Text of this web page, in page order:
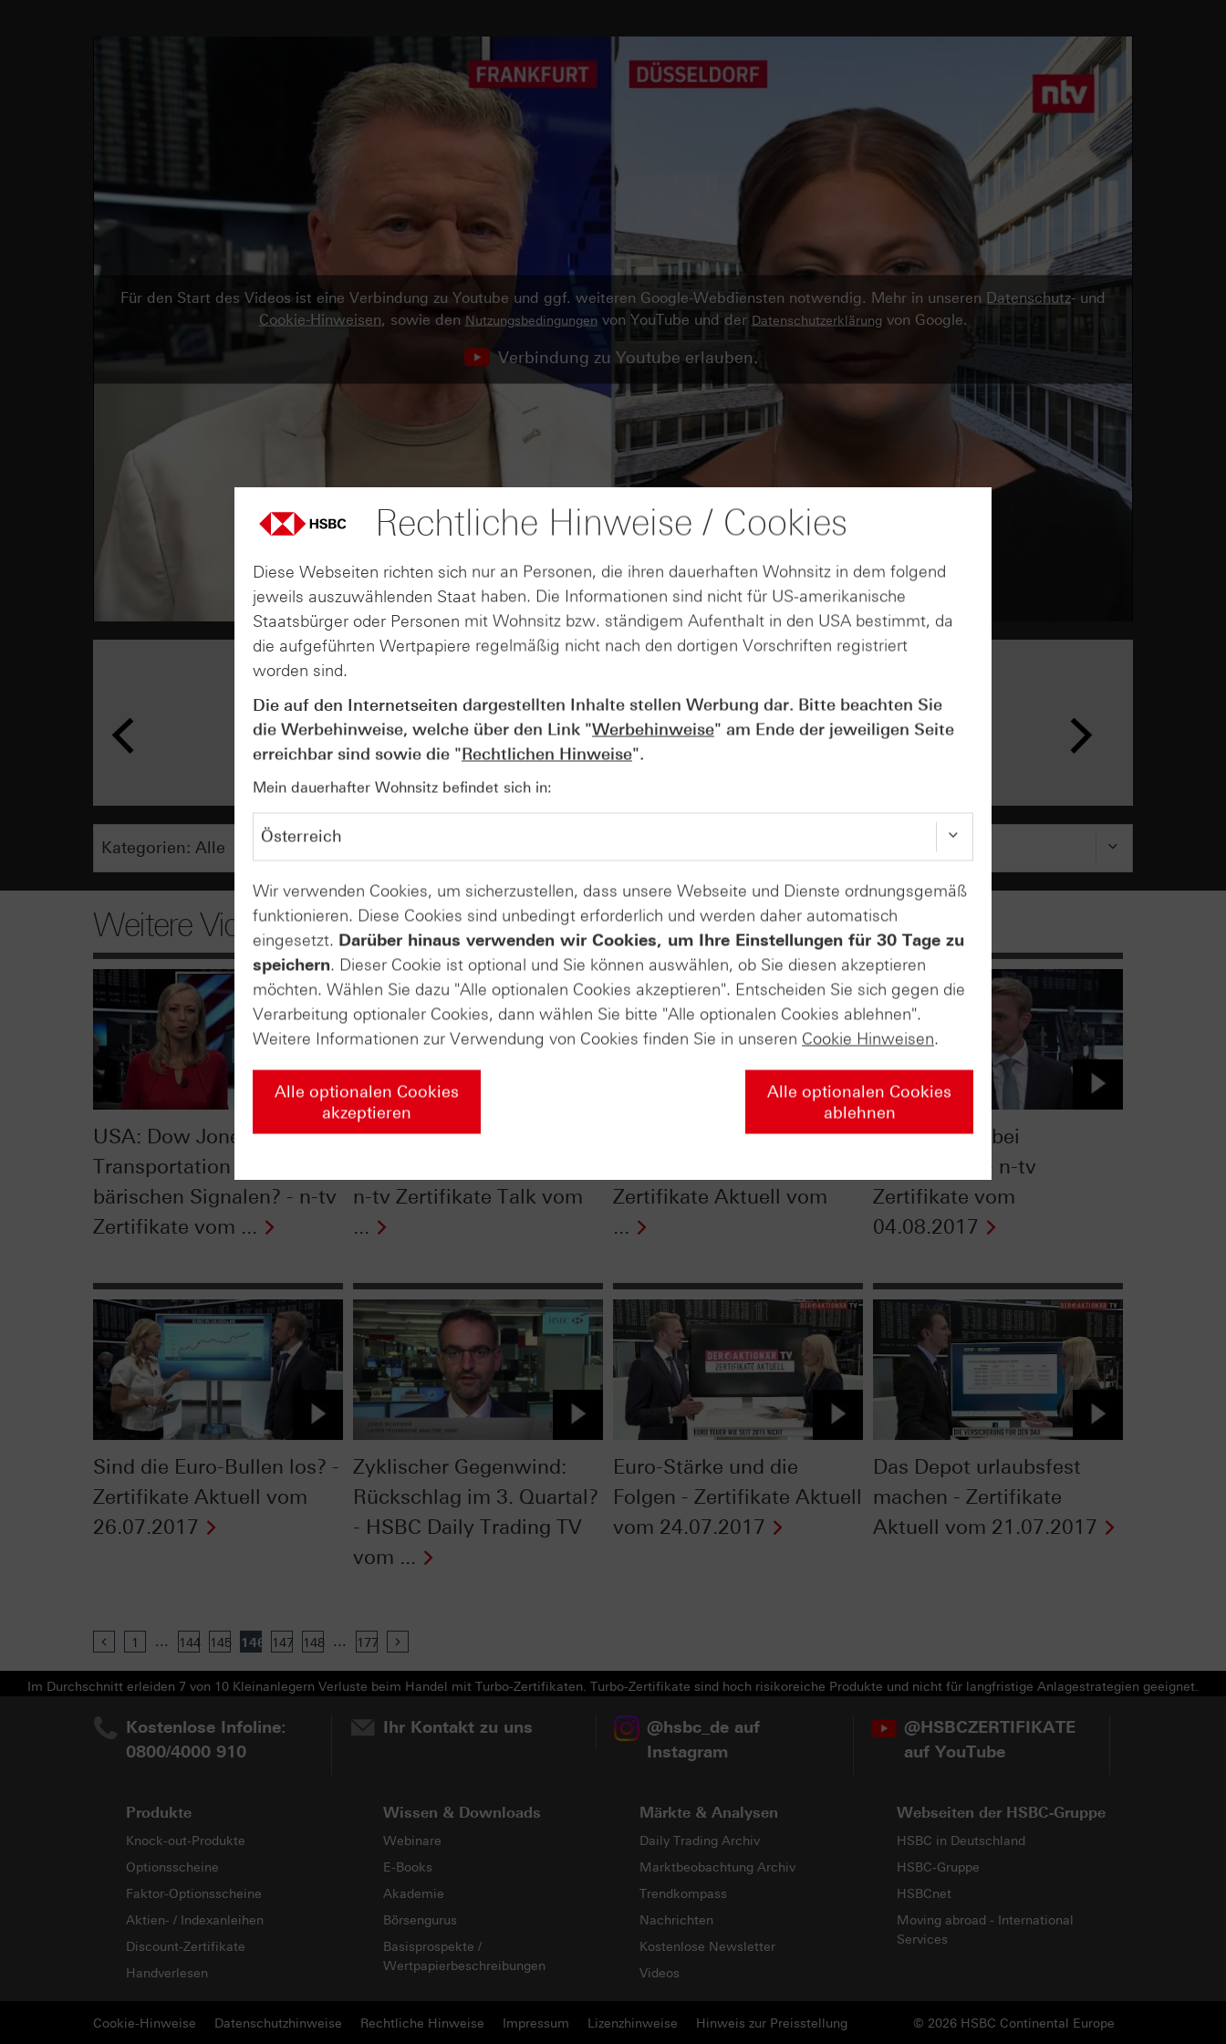
Für den Start des Videos ist eine Verbindung zu Youtube und ggf. weiteren Google-Webdiensten notwendig. Mehr in unseren Datenschutz- und
Cookie-Hinweisen, sowie den Nutzungsbedingungenvon YouTube und der Datenschutzerklärung von Google.
Verbindung zu Youtube erlauben.
AUGUST
04
Der Blick ins Kleingedruckte: Kosten &
Kündigungen bei Derivaten - Webinar
vom 04.08.2026
Weitere Videos
USA: Dow Jones
Transportation mit
bärischen Signalen? - n-tv
Zertifikate vom ...
Hype vs. Trend - darauf
n-tv Zertifikate Talk vom
...
Dow Jones Transportation
Zertifikate Aktuell vom
...
Komplexität bei
Zertifikaten - n-tv
Zertifikate vom
04.08.2017
Sind die Euro-Bullen los? -
Zertifikate Aktuell vom
26.07.2017
Zyklischer Gegenwind:
Rückschlag im 3. Quartal?
- HSBC Daily Trading TV
vom ...
Euro-Stärke und die
Folgen - Zertifikate Aktuell
vom 24.07.2017
Das Depot urlaubsfest
machen - Zertifikate
Aktuell vom 21.07.2017
Previous
1 ... 144 145 146 147 148 ... 177
Im Durchschnitt erleiden 7 von 10 Kleinanlegern Verluste beim Handel mit Turbo-Zertifikaten. Turbo-Zertifikate sind hoch risikoreiche Produkte und nicht für langfristige Anlagestrategien geeignet.
Kostenlose Infoline:
0800/4000 910
Ihr Kontakt zu uns
@hsbc_de auf
Instagram
@HSBCZERTIFIKATE
auf YouTube
Produkte
Knock-out-Produkte
Optionsscheine
Faktor-Optionsscheine
Aktien- / Indexanleihen
Discount-Zertifikate
Handverlesen
Wissen & Downloads
Webinare
E-Books
Akademie
Börsengurus
Basisprospekte /
Wertpapierbeschreibungen
Märkte & Analysen
Daily Trading Archiv
Marktbeobachtung Archiv
Trendkompass
Nachrichten
Kostenlose Newsletter
Videos
Webseiten der HSBC-Gruppe
HSBC in Deutschland
HSBC-Gruppe
HSBCnet
Moving abroad - International
Services
Cookie-Hinweise Datenschutzhinweise Rechtliche Hinweise Impressum Lizenzhinweise © 2026 HSBC Continental Europe
Hinweis zur Preisstellung
Rechtliche Hinweise / Cookies
Diese Webseiten richten sich nur an Personen, die ihren dauerhaften Wohnsitz in dem folgend
jeweils auszuwählenden Staat haben. Die Informationen sind nicht für US-amerikanische
Staatsbürger oder Personen mit Wohnsitz bzw. ständigem Aufenthalt in den USA bestimmt, da
die aufgeführten Wertpapiere regelmäßig nicht nach den dortigen Vorschriften registriert
worden sind.
Die auf den Internetseiten dargestellten Inhalte stellen Werbung dar. Bitte beachten Sie
die Werbehinweise, welche über den Link "Werbehinweise" am Ende der jeweiligen Seite
erreichbar sind sowie die "Rechtlichen Hinweise".
Mein dauerhafter Wohnsitz befindet sich in:
Wir verwenden Cookies, um sicherzustellen, dass unsere Webseite und Dienste ordnungsgemäß
funktionieren. Diese Cookies sind unbedingt erforderlich und werden daher automatisch
eingesetzt. Darüber hinaus verwenden wir Cookies, um Ihre Einstellungen für 30 Tage zu
speichern. Dieser Cookie ist optional und Sie können auswählen, ob Sie diesen akzeptieren
möchten. Wählen Sie dazu "Alle optionalen Cookies akzeptieren". Entscheiden Sie sich gegen die
Verarbeitung optionaler Cookies, dann wählen Sie bitte "Alle optionalen Cookies ablehnen".
Weitere Informationen zur Verwendung von Cookies finden Sie in unseren Cookie Hinweisen.
Alle optionalen Cookies
akzeptieren
Alle optionalen Cookies
ablehnen